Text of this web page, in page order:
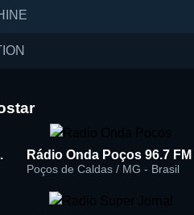
FM Rádio Onda Poços 96.7 FM
Poços de Caldas / MG - Brasil